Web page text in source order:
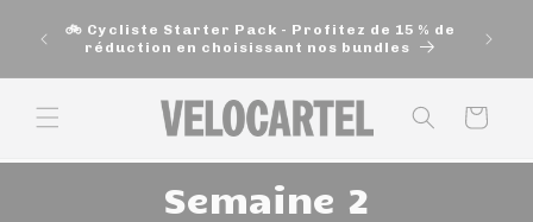
passer
au
🚲 Cycliste Starter Pack - Profitez de 15 % de
réduction en choisissant nos bundles
200$
Panier
Semaine 2